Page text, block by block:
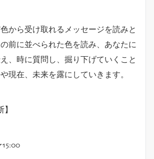
から受け取れるメッセージを読みと
前に並べられた色を読み、あなたに
、時に質問し、掘り下げていくこと
現在、未来を露にしていきます。